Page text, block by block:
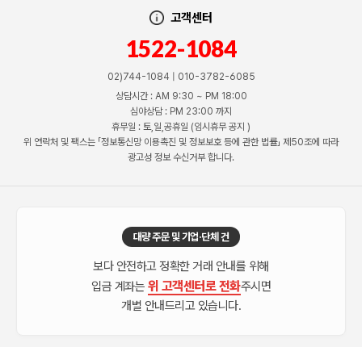
고객센터
1522-1084
02)744-1084 | 010-3782-6085
상담시간 : AM 9:30 ~ PM 18:00
심야상담 : PM 23:00 까지
휴무일 : 토,일,공휴일 (임시휴무 공지 )
위 연락처 및 팩스는 「정보통신망 이용촉진 및 정보보호 등에 관한 법률」 제50조에 따라
광고성 정보 수신거부 합니다.
대량 주문 및 기업·단체 건
보다 안전하고 정확한 거래 안내를 위해
입금 계좌는 위 고객센터로 전화주시면
개별 안내드리고 있습니다.